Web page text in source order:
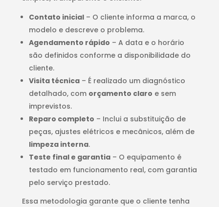
Contato inicial– O cliente informa a marca, o
modelo e descreve o problema.
Agendamento rápido – A data e o horário
são definidos conforme a disponibilidade do
cliente.
Visita técnica– É realizado um diagnóstico
detalhado, com orçamento claro e sem
imprevistos.
Reparo completo – Inclui a substituição de
peças, ajustes elétricos e mecânicos, além de
limpeza interna.
Teste final e garantia– O equipamento é
testado em funcionamento real, com garantia
pelo serviço prestado.
Essa metodologia garante que o cliente tenha